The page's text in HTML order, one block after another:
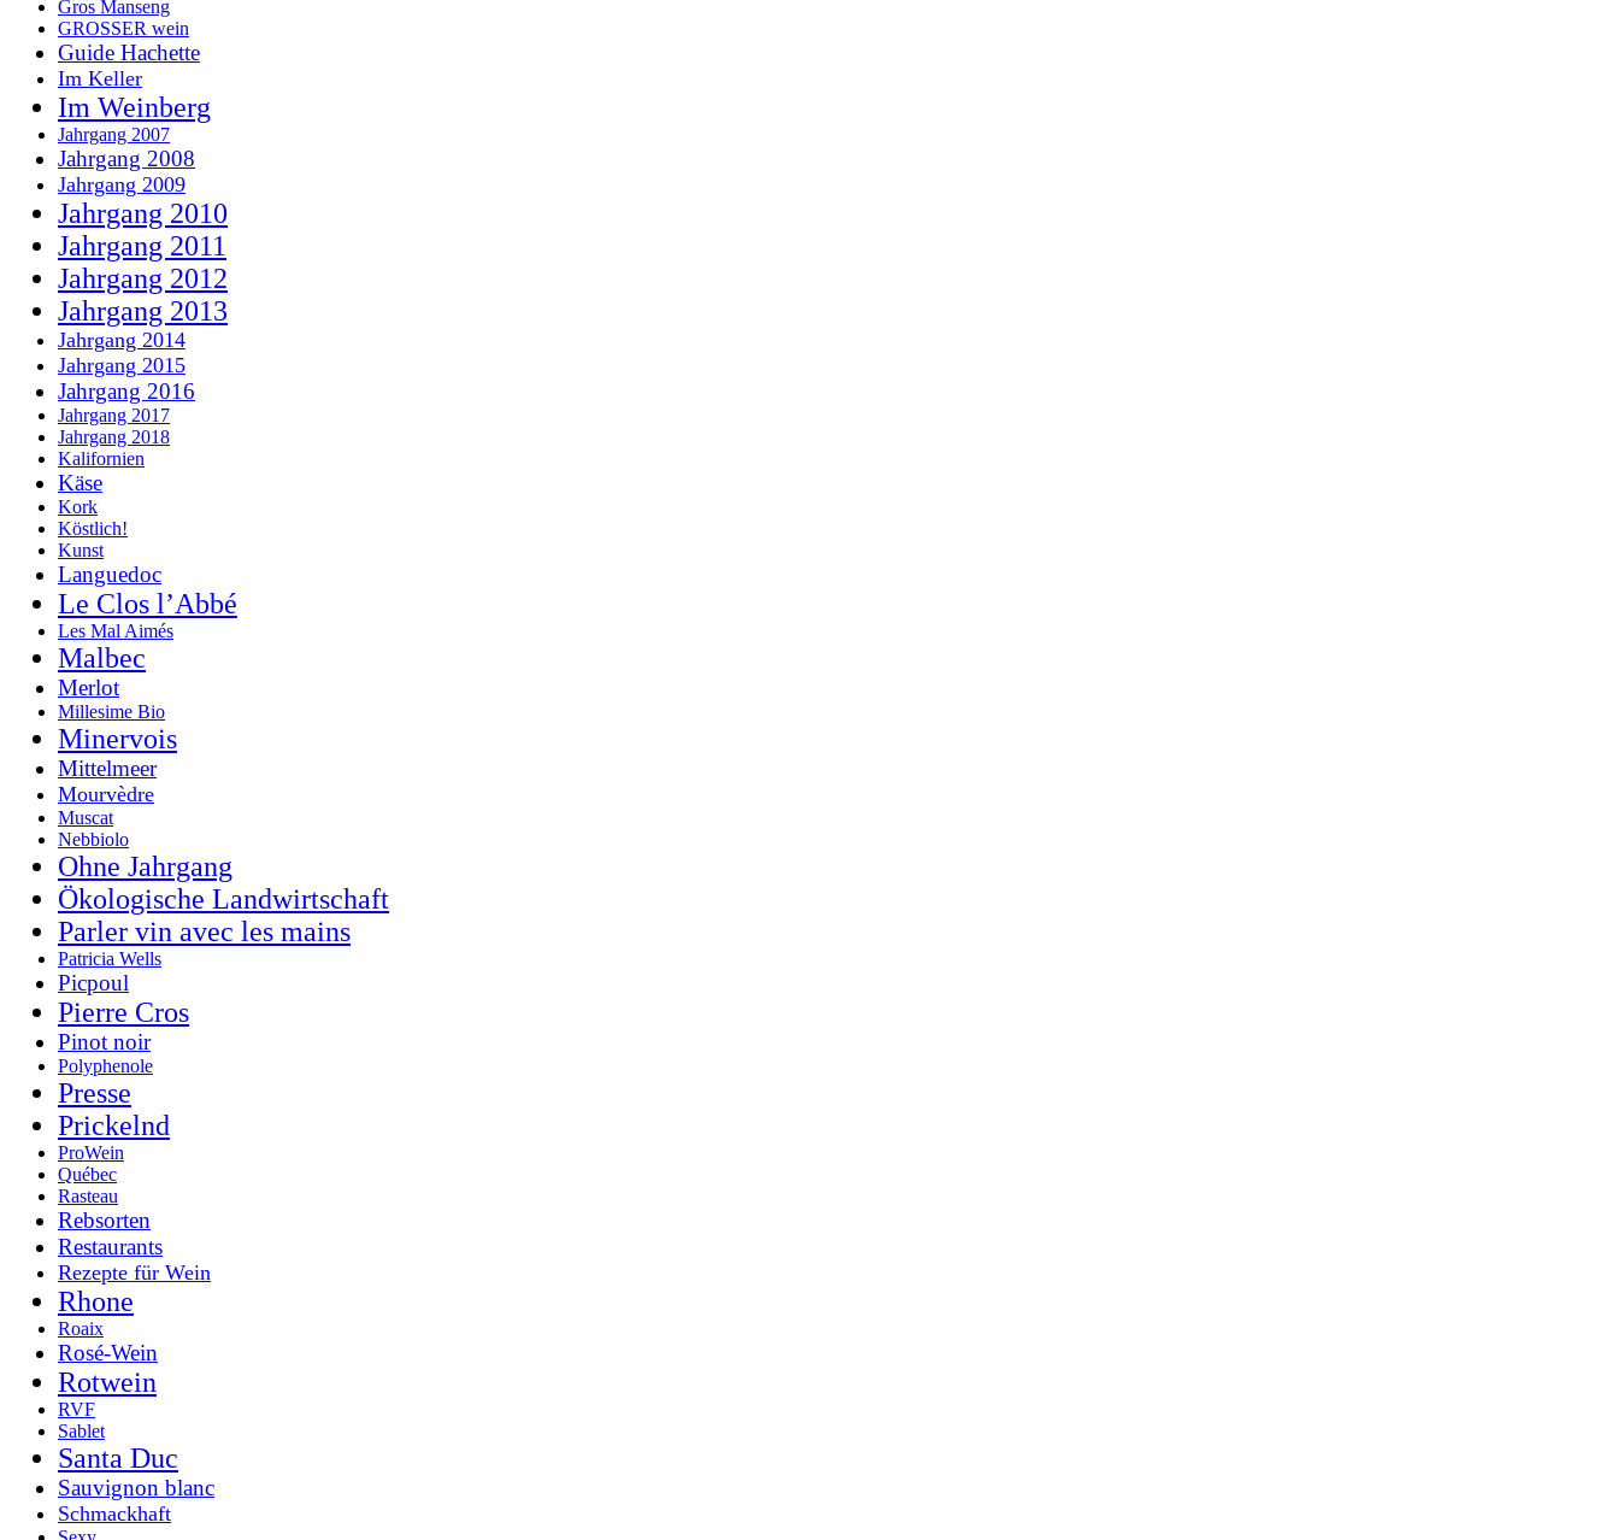
Gros Manseng
GROSSER wein
Guide Hachette
Im Keller
Im Weinberg
Jahrgang 2007
Jahrgang 2008
Jahrgang 2009
Jahrgang 2010
Jahrgang 2011
Jahrgang 2012
Jahrgang 2013
Jahrgang 2014
Jahrgang 2015
Jahrgang 2016
Jahrgang 2017
Jahrgang 2018
Kalifornien
Käse
Kork
Köstlich!
Kunst
Languedoc
Le Clos l’Abbé
Les Mal Aimés
Malbec
Merlot
Millesime Bio
Minervois
Mittelmeer
Mourvèdre
Muscat
Nebbiolo
Ohne Jahrgang
Ökologische Landwirtschaft
Parler vin avec les mains
Patricia Wells
Picpoul
Pierre Cros
Pinot noir
Polyphenole
Presse
Prickelnd
ProWein
Québec
Rasteau
Rebsorten
Restaurants
Rezepte für Wein
Rhone
Roaix
Rosé-Wein
Rotwein
RVF
Sablet
Santa Duc
Sauvignon blanc
Schmackhaft